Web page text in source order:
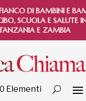
DI BAMBINI E
SCUOLA E SALUTE
E ZAMBIA
0 Elementi